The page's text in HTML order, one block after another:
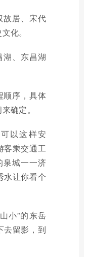
故居、宋代
化。
、东昌湖
顺序，具体
确定。
以这样安
乘交通工
泉城一一济
水让你看个
小”的东岳
去留影，到